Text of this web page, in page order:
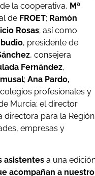
la cooperativa, Mª
de FROET; Ramón
Rosas; así como
, presidente de
, consejera
Fernández,
; Ana Pardo,
profesionales y
Murcia; el director
directora para la Región
empresas y
asistentes a una
acompañan a nuestro